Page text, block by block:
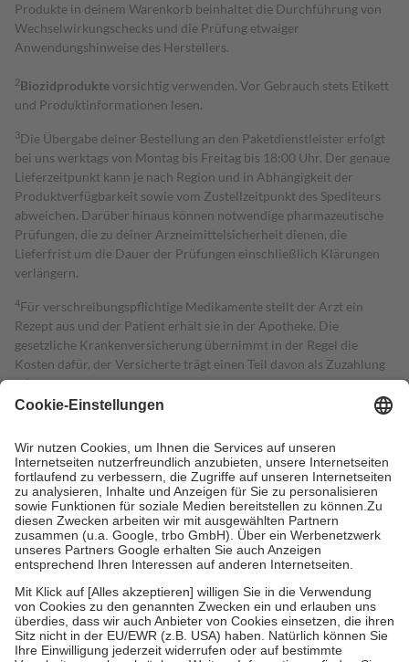
Produkte in deinem Warenkorb beinhaltet die Durchführung von
Wechselwirkungschecks und die Prüfung etwaiger
Anwendungshinweise des Herstellers.
2Biozidproduktevorsichtig verwenden. Vor Gebrauch stets Etikett
und Produktinformationen lesen.
3Die Übergabe deiner Bestellung an den Paketdienstleister erfolgt
bei uns werktags von Montag bis Freitag bis 18:00 Uhr. Der genaue
Lieferzeitpunkt kann je nach Region und in Abhängigkeit der
Produktverfügbarkeit sowie vom Zustellzeitpunkt des Spediteurs
abweichen. Darüber hinaus können notwendige pharmazeutische
Prüfungen, die zu deiner Arzneimittelsicherheit dienen, die
Lieferfrist um die Dauer der Prüfungen einschließlich Klärungen
verlängern.
4Für verschreibungspflichtige Medikamente stellt der Arzt ein
Rezept aus und der Patient erhält sie in der Apotheke. Die
gesetzliche Krankenversicherung übernimmt in der Regel die
Kosten dafür, der Versicherte trägt einen Teil davon als Zuzahlung
mit.
Grundsätzlich leisten Mitglieder Zuzahlungen in Höhe von zehn
höchstens zehn Euro.
Es sind jedoch nie mehr als die tatsächlichen
Kosten der Leistung zu entrichten.
Diese Regeln gelten grundsätzlich auch für Online-Apotheken.
Bei Heilmitteln und häuslicher Krankenpflege beträgt die
Zuzahlung zehn Prozent der Kosten sowie zehn Euro je
Verordnung.
Um das Engagement der Versicherten für ihre eigene Gesundheit zu
stärken und die besondere Stellung der Familie zu unterstützen,
fallenkeine Zuzahlungenan bei:
• Kindern und Jugendlichen bis zum vollendeten 18. Lebensjahr
mit Ausnahme der Fahrkosten
• Untersuchungen zur Vorsorge und Früherkennung, die von der